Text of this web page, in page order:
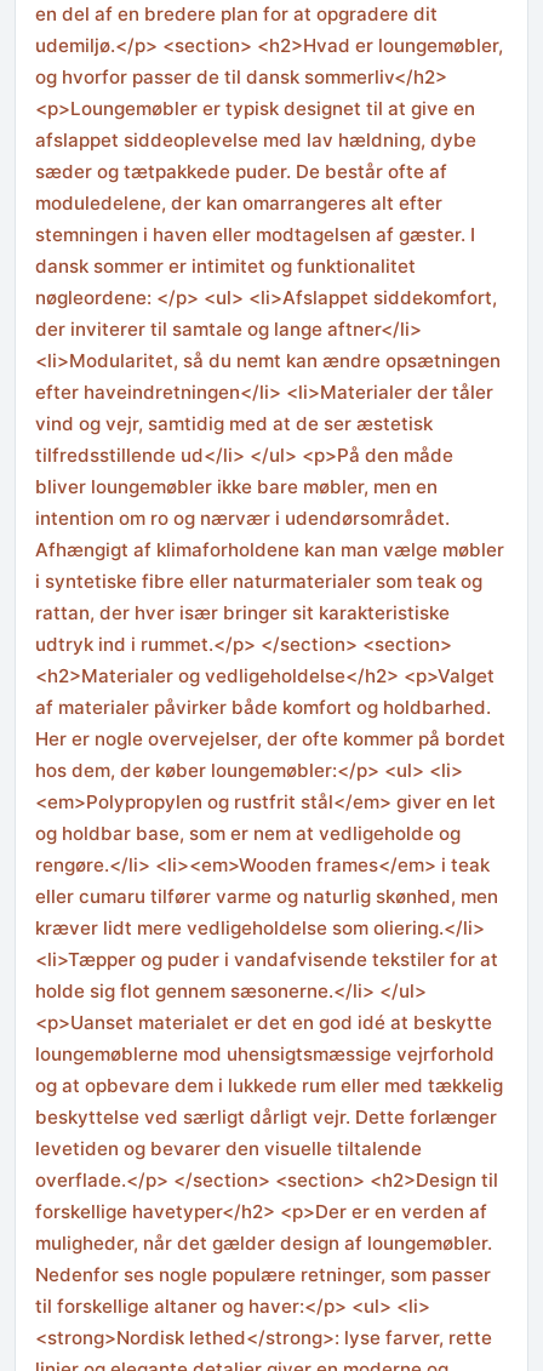
en del af en bredere plan for at opgradere dit
udemiljø.</p> <section> <h2>Hvad er loungemøbler,
og hvorfor passer de til dansk sommerliv</h2>
<p>Loungemøbler er typisk designet til at give en
afslappet siddeoplevelse med lav hældning, dybe
sæder og tætpakkede puder. De består ofte af
moduledelene, der kan omarrangeres alt efter
stemningen i haven eller modtagelsen af gæster. I
dansk sommer er intimitet og funktionalitet
nøgleordene: </p> <ul> <li>Afslappet siddekomfort,
der inviterer til samtale og lange aftner</li>
<li>Modularitet, så du nemt kan ændre opsætningen
efter haveindretningen</li> <li>Materialer der tåler
vind og vejr, samtidig med at de ser æstetisk
tilfredsstillende ud</li> </ul> <p>På den måde
bliver loungemøbler ikke bare møbler, men en
intention om ro og nærvær i udendørsområdet.
Afhængigt af klimaforholdene kan man vælge møbler
i syntetiske fibre eller naturmaterialer som teak og
rattan, der hver især bringer sit karakteristiske
udtryk ind i rummet.</p> </section> <section>
<h2>Materialer og vedligeholdelse</h2> <p>Valget
af materialer påvirker både komfort og holdbarhed.
Her er nogle overvejelser, der ofte kommer på bordet
hos dem, der køber loungemøbler:</p> <ul> <li>
<em>Polypropylen og rustfrit stål</em> giver en let
og holdbar base, som er nem at vedligeholde og
rengøre.</li> <li><em>Wooden frames</em> i teak
eller cumaru tilfører varme og naturlig skønhed, men
kræver lidt mere vedligeholdelse som oliering.</li>
<li>Tæpper og puder i vandafvisende tekstiler for at
holde sig flot gennem sæsonerne.</li> </ul>
<p>Uanset materialet er det en god idé at beskytte
loungemøblerne mod uhensigtsmæssige vejrforhold
og at opbevare dem i lukkede rum eller med tækkelig
beskyttelse ved særligt dårligt vejr. Dette forlænger
levetiden og bevarer den visuelle tiltalende
overflade.</p> </section> <section> <h2>Design til
forskellige havetyper</h2> <p>Der er en verden af
muligheder, når det gælder design af loungemøbler.
Nedenfor ses nogle populære retninger, som passer
til forskellige altaner og haver:</p> <ul> <li>
<strong>Nordisk lethed</strong>: lyse farver, rette